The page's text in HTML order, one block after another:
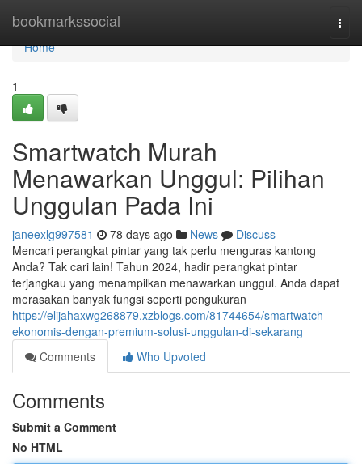
bookmarkssocial
Home
Home
1
Smartwatch Murah
Menawarkan Unggul: Pilihan
Unggulan Pada Ini
janeexlg997581 78 days ago News
Discuss
Mencari perangkat pintar yang tak perlu menguras kantong
Anda? Tak cari lain! Tahun 2024, hadir perangkat pintar
terjangkau yang menampilkan menawarkan unggul. Anda dapat
merasakan banyak fungsi seperti pengukuran
https://elijahaxwg268879.xzblogs.com/81744654/smartwatch-
ekonomis-dengan-premium-solusi-unggulan-di-sekarang
Comments
Who Upvoted
Comments
Submit a Comment
No HTML